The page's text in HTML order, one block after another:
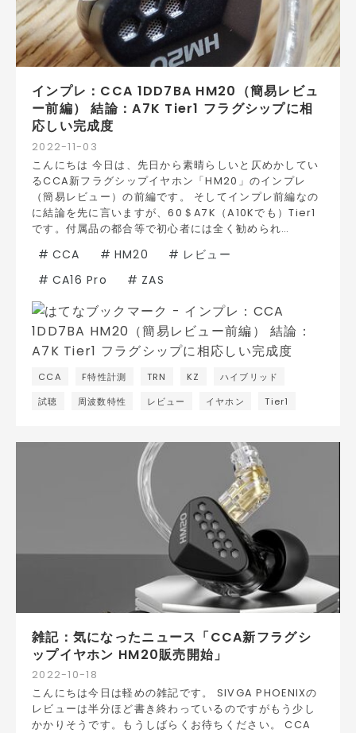
2022-11-03
インプレ：CCA 1DD7BA HM20（簡易レビュ
ー前編） 結論：A7K Tier1 フラグシップに相
応しい完成度
CCA F特性計測 TRN KZ
ハイブリッド
試聴
周波数特性 レビュー イヤホン Tier1
こんにちは 今日は、先日から素晴らしいと仄めかしてい
るCCA新フラグシップイヤホン「HM20」のインプレ
（簡易レビュー）の前編です。 そしてインプレ前編なの
に結論を先に言いますが、60＄A7K（A10Kでも）Tier1
です。付属品の都合等で初心者には全く勧められ…
# CCA # HM20 # レビュー
# CA16 Pro # ZAS
2022-10-18
雑記：気になったニュース「CCA新フラグシ
ップイヤホン HM20販売開始」
こんにちは今日は軽めの雑記です。 SIVGA PHOENIXの
レビューは半分ほど書き終わっているのですがもう少し
かかりそうです。もうしばらくお待ちください。 CCA